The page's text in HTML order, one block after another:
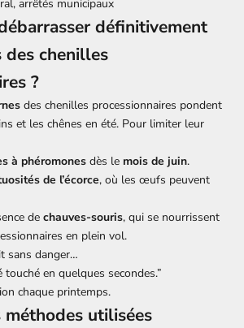
arrêtés municipaux
définitivement
chenilles
?
des chenilles processionnaires pondent
et les chênes en été. Pour limiter leur
à phéromones dès le mois de juin.
de l’écorce, où les œufs peuvent
de chauves-souris, qui se nourrissent
en plein vol.
sans danger…
en quelques secondes.”
chaque printemps.
utilisées